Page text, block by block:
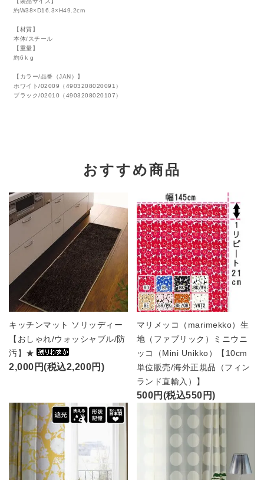
約W38×D16.3×H49.2cm
【材質】
本体/スチール
【重量】
約6ｋg
【カラー/品番（JAN）】
ホワイト/02009（4903208020091）
ブラック/02010（4903208020107）
おすすめ商品
キッチンマット ソリッディー
【おしゃれ/ウォッシャブル/防
汚】★
2,000円(税込2,200円)
マリメッコ（marimekko）生
地（ファブリック）ミニウニ
ッコ（Mini Unikko）【10cm
単位販売/海外正規品（フィン
ランド直輸入）】
500円(税込550円)